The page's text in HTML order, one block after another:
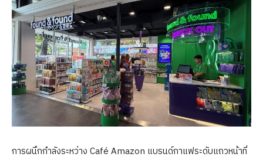
การผนึกกำลังระหว่าง Café Amazon แบรนด์กาแฟระดับแถวหน้าที่